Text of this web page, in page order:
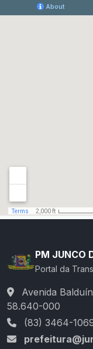
PM JUNCO
Portal da
Avenida
58.640-000
(83) 3464-